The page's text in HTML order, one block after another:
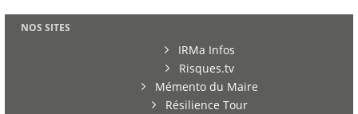
NOS SITES
IRMa Infos
Risques.tv
Mémento du Maire
Résilience Tour